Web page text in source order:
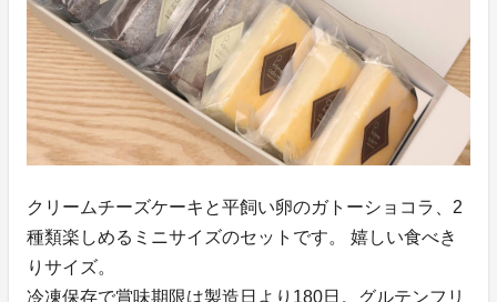
クリームチーズケーキと平飼い卵のガトーショコラ、2
種類楽しめるミニサイズのセットです。 嬉しい食べき
りサイズ。
冷凍保存で賞味期限は製造日より180日。グルテンフリ